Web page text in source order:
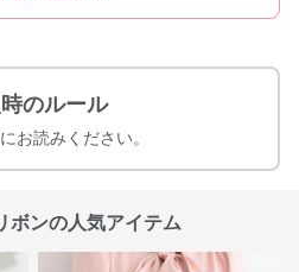
のルール
お読みください。
ボンの人気アイテム